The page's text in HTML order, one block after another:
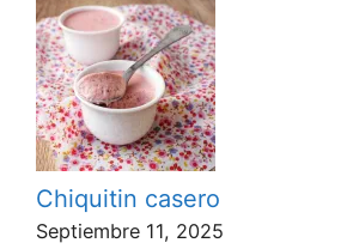
Chiquitin casero
Septiembre 11, 2025